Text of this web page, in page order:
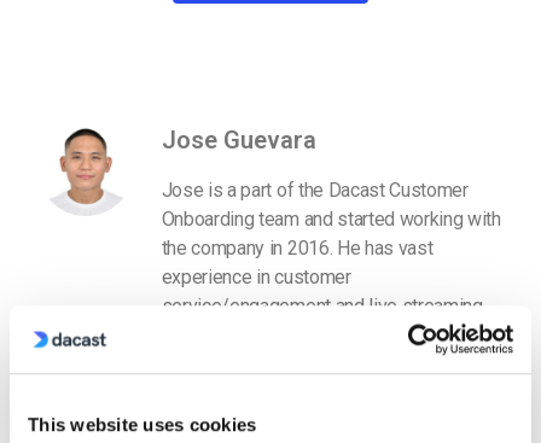
This website uses cookies
Jose Guevara
Jose is a part of the Dacast Customer
Onboarding team and started working with
the company in 2016. He has vast
experience in customer
service/engagement and live streaming